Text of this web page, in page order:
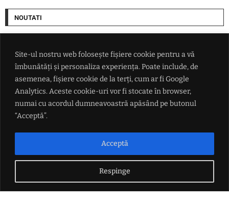
Site-ul nostru web folosește fișiere cookie pentru a vă
îmbunătăți și personaliza experiența. Poate include, de
asemenea, fișiere cookie de la terți, cum ar fi Google
Analytics. Aceste cookie-uri vor fi stocate în browser,
numai cu acordul dumneavoastră apăsând pe butonul
“Acceptă”.
Respinge
Acceptă
NOUTATI
Cum vrea SUA să pună mâna pe resursele Groenlandei. O companie ce
are legături cu Donald Trump începe goana după petrolul de sub gheață
Ce i-a promis Aleksandar Vučić lui Zelenski în fața întregii lumi, dar și
ce refuză categoric
Conflictul din Marea Neagră scapă de sub control: măsura radicală